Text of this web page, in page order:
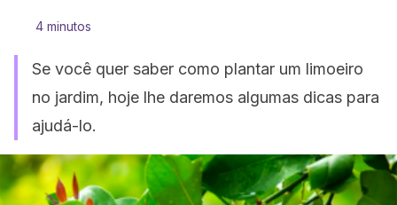
4 minutos
Se você quer saber como plantar um limoeiro
no jardim, hoje lhe daremos algumas dicas para
ajudá-lo.